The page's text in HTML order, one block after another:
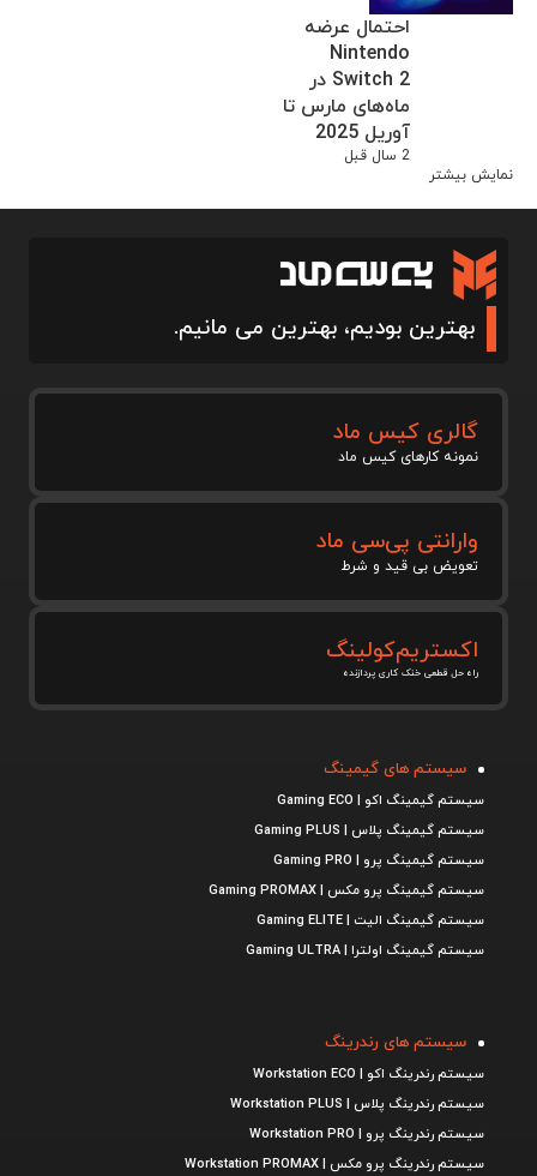
احتمال عرضه
Nintendo
Switch 2 در
ماه‌های مارس تا
آوریل 2025
2 سال قبل
نمایش بیشتر
بهترین بودیم، بهترین می مانیم.
گالری کیس ماد
نمونه کارهای کیس ماد
وارانتی پی‌سی ماد
تعویض بی قید و شرط
اکستریم‌کولینگ
راه حل قطعی خنک کاری پردازنده
سیستم های گیمینگ
سیستم گیمینگ اکو | Gaming ECO
سیستم گیمینگ پلاس | Gaming PLUS
سیستم گیمینگ پرو | Gaming PRO
سیستم گیمینگ پرو مکس | Gaming PROMAX
سیستم گیمینگ الیت | Gaming ELITE
سیستم گیمینگ اولترا | Gaming ULTRA
سیستم های رندرینگ
سیستم رندرینگ اکو | Workstation ECO
سیستم رندرینگ پلاس | Workstation PLUS
سیستم رندرینگ پرو | Workstation PRO
سیستم رندرینگ پرو مکس | Workstation PROMAX